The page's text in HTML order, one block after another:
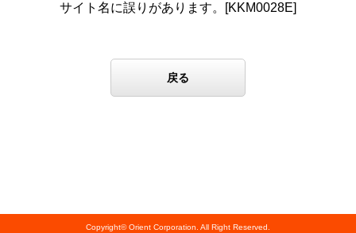
サイト名に誤りがあります。[KKM0028E]
Copyright© Orient Corporation. All Right Reserved.